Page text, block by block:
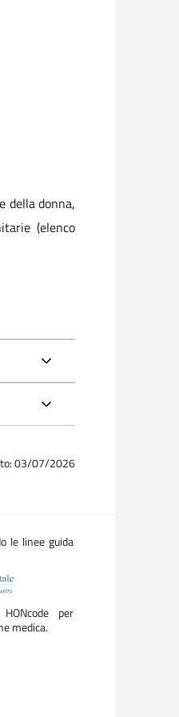
della donna,
(elenco
03/07/2026
le linee guida
per
medica.